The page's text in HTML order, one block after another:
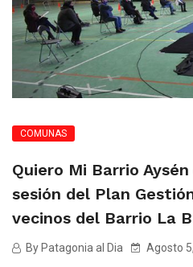
COMUNAS
Quiero Mi Barrio
sesión del Plan
vecinos del Barrio La
By Patagonia al Dia Agosto